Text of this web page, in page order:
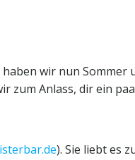
wir nun Sommer
zum Anlass, dir ein
). Sie liebt es